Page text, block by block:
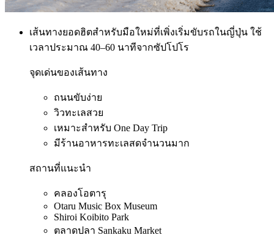
เส้นทางยอดฮิตสำหรับมือใหม่ที่เพิ่งเริ่มขับรถในญี่ปุ่น ใช้
เวลาประมาณ 40–60 นาทีจากซัปโปโร
จุดเด่นของเส้นทาง
ถนนขับง่าย
วิวทะเลสวย
เหมาะสำหรับ One Day Trip
มีร้านอาหารทะเลสดจำนวนมาก
สถานที่แนะนำ
คลองโอตารุ
Otaru Music Box Museum
Shiroi Koibito Park
ตลาดปลา Sankaku Market